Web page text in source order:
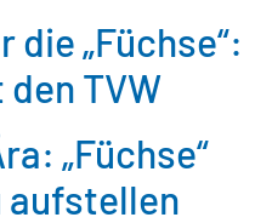
„Füchse“:
TVW
„Füchse“
aufstellen